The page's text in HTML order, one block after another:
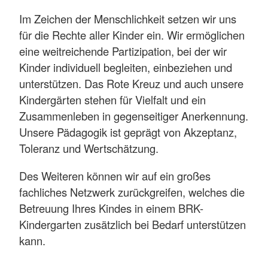
Im Zeichen der Menschlichkeit setzen wir uns
für die Rechte aller Kinder ein. Wir ermöglichen
eine weitreichende Partizipation, bei der wir
Kinder individuell begleiten, einbeziehen und
unterstützen. Das Rote Kreuz und auch unsere
Kindergärten stehen für Vielfalt und ein
Zusammenleben in gegenseitiger Anerkennung.
Unsere Pädagogik ist geprägt von Akzeptanz,
Toleranz und Wertschätzung.
Des Weiteren können wir auf ein großes
fachliches Netzwerk zurückgreifen, welches die
Betreuung Ihres Kindes in einem BRK-
Kindergarten zusätzlich bei Bedarf unterstützen
kann.